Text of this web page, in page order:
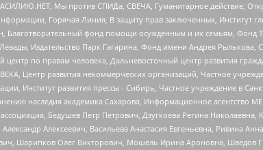
Мы против СПИДа, СВЕЧА, Гуманитарное действие,
Горячая Линия, В защиту прав заключенных,
Благотворительный фонд помощи осужденным и их семьям, Фонд
Издательство Парк Гагарина, Фонд имени Андрея
центр по правам человека, Дальневосточный центр развития
Центр развития некоммерческих организаций, Частное
Институт развития прессы - Сибирь, Частное учреждение в
наследия академика Сахарова, Информационное
ассоциация, Бедушев Петр Петрович, Дзугкоева Регина
Алексеевич, Васильева Анастасия Евгеньевна, Ривина
Шарипков Олег Викторович, Мошель Ирина Ароновна, Шведов